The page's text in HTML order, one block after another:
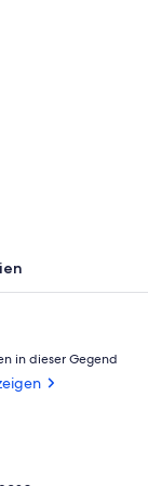
in dieser Gegend